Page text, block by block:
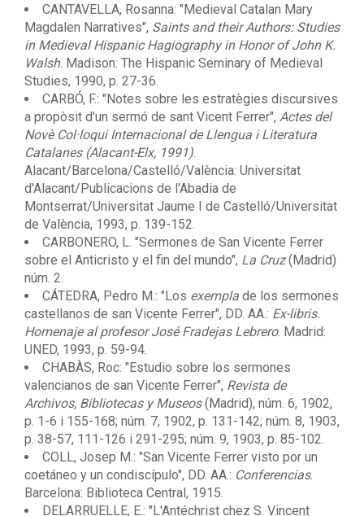
CANTAVELLA, Rosanna: "Medieval Catalan Mary
Magdalen Narratives", Saints and their Authors: Studies
in Medieval Hispanic Hagiography in Honor of John K.
Walsh. Madison: The Hispanic Seminary of Medieval
Studies, 1990, p. 27-36.
CARBÓ, F.: "Notes sobre les estratègies discursives
a propòsit d'un sermó de sant Vicent Ferrer", Actes del
Novè Col·loqui Internacional de Llengua i Literatura
Catalanes (Alacant-Elx, 1991)
Alacant/Barcelona/Castelló/València: Universitat
d'Alacant/Publicacions de l'Abadia de
Montserrat/Universitat Jaume I de Castelló/Universitat
de València, 1993, p. 139-152.
CARBONERO, L. "Sermones de San Vicente Ferrer
sobre el Anticristo y el fin del mundo", La Cruz(Madrid)
núm. 2.
CÁTEDRA, Pedro M.: "Los exempla de los sermones
castellanos de san Vicente Ferrer", DD. AA.: Ex-libris.
Homenaje al profesor José Fradejas Lebrero. Madrid:
UNED, 1993, p. 59-94.
CHABÀS, Roc: "Estudio sobre los sermones
valencianos de san Vicente Ferrer", Revista de
Archivos, Bibliotecas y Museos(Madrid), núm. 6, 1902,
p. 1-6 i 155-168; núm. 7, 1902, p. 131-142; núm. 8, 1903,
p. 38-57, 111-126 i 291-295; núm. 9, 1903, p. 85-102.
COLL, Josep M.: "San Vicente Ferrer visto por un
coetáneo y un condiscípulo", DD. AA.: Conferencias.
Barcelona: Biblioteca Central, 1915.
DELARRUELLE, E.: "L'Antéchrist chez S. Vincent